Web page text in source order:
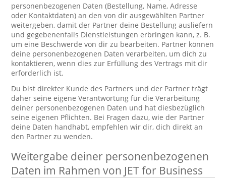
personenbezogenen Daten (Bestellung, Name, Adresse
oder Kontaktdaten) an den von dir ausgewählten Partner
weitergeben, damit der Partner deine Bestellung ausliefern
und gegebenenfalls Dienstleistungen erbringen kann, z. B.
um eine Beschwerde von dir zu bearbeiten. Partner können
deine personenbezogenen Daten verarbeiten, um dich zu
kontaktieren, wenn dies zur Erfüllung des Vertrags mit dir
erforderlich ist.
Du bist direkter Kunde des Partners und der Partner trägt
daher seine eigene Verantwortung für die Verarbeitung
deiner personenbezogenen Daten und hat diesbezüglich
seine eigenen Pflichten. Bei Fragen dazu, wie der Partner
deine Daten handhabt, empfehlen wir dir, dich direkt an
den Partner zu wenden.
Weitergabe deiner personenbezogenen
Daten im Rahmen von JET for Business